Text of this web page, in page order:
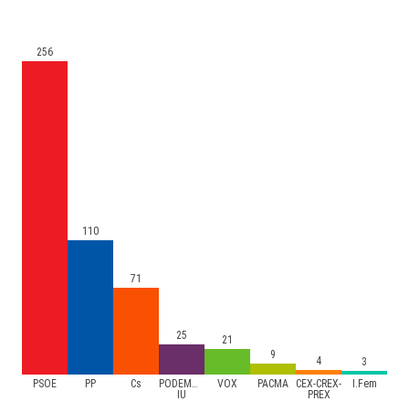
PSOE PP Cs
PODEMOS-
IU
VOX PACMA
CEX-CREX-
PREX
I.Fem
256
110
71
25
21
9
4 3